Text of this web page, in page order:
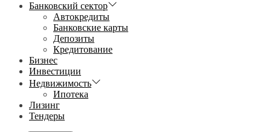
Банковский сектор
Автокредиты
Банковские карты
Депозиты
Кредитование
Бизнес
Инвестиции
Недвижимость
Ипотека
Лизинг
Тендеры